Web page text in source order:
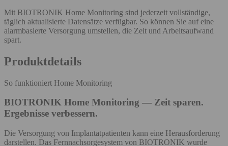
Mit BIOTRONIK Home Monitoring sind jederzeit vollständige,
täglich aktualisierte Datensätze verfügbar. So können Sie auf eine
alarmbasierte Versorgung umstellen, die Zeit und Arbeitsaufwand
spart.
Produktdetails
So funktioniert Home Monitoring
BIOTRONIK Home Monitoring — Zeit sparen.
Ergebnisse verbessern.
Die Versorgung von Implantatpatienten kann eine Herausforderung
darstellen. Das Fernnachsorgesystem von BIOTRONIK wurde